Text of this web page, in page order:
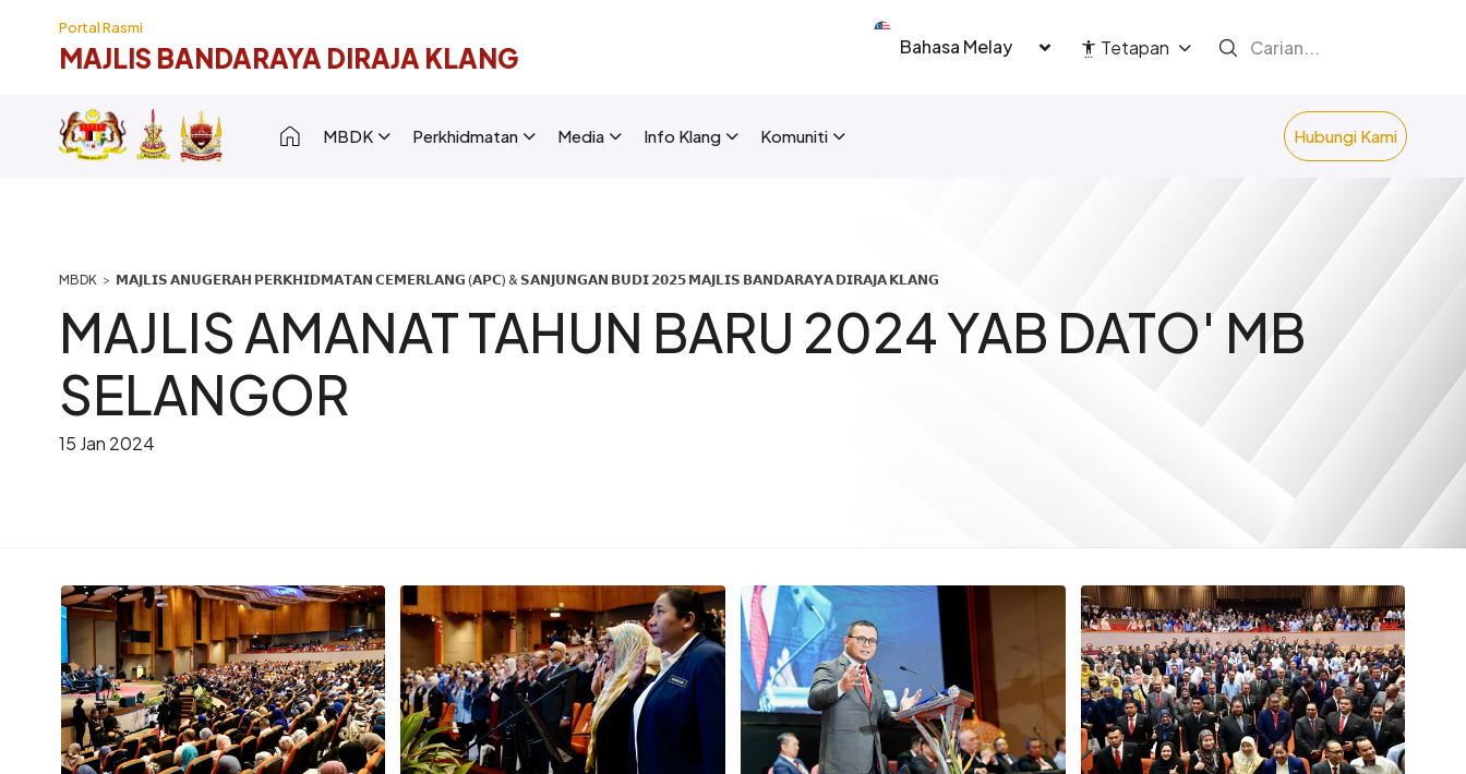
Portal Rasmi
MAJLIS BANDARAYA DIRAJA KLANG
Select your language Tetapan
Main navigation [New Layout]
MBDK Perkhidmatan Media Info Klang Komuniti Hubungi Kami
Breadcrumb
𝗠𝗔𝗝𝗟𝗜𝗦 𝗔𝗡𝗨𝗚𝗘𝗥𝗔𝗛 𝗣𝗘𝗥𝗞𝗛𝗜𝗗𝗠𝗔𝗧𝗔𝗡 𝗖𝗘𝗠𝗘𝗥𝗟𝗔𝗡𝗚 (𝗔𝗣𝗖) & 𝗦𝗔𝗡𝗝𝗨𝗡𝗚𝗔𝗡 𝗕𝗨𝗗𝗜 𝟮𝟬𝟮𝟱 𝗠𝗔𝗝𝗟𝗜𝗦 𝗕𝗔𝗡𝗗𝗔𝗥𝗔𝗬𝗔 𝗗𝗜𝗥𝗔𝗝𝗔 𝗞𝗟𝗔𝗡𝗚
MAJLIS AMANAT TAHUN BARU 2024 YAB DATO' MB
SELANGOR
15 Jan 2024